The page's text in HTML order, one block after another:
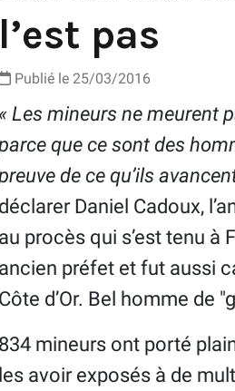
l’est pas
Publié le 25/03/2016
« Les mineurs ne meurent
que ce sont des
de ce qu’ils
déclarer Daniel Cadoux,
au procès qui s’est tenu à
ancien préfet et fut aussi
Côte d’Or. Bel homme de
834 mineurs ont porté
les avoir exposés à de